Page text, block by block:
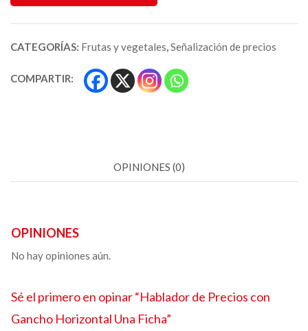
CATEGORÍAS: Frutas y vegetales,Señalización de precios
COMPARTIR:
OPINIONES (0)
OPINIONES
No hay opiniones aún.
Sé el primero en opinar “Hablador de Precios con
Gancho Horizontal Una Ficha”